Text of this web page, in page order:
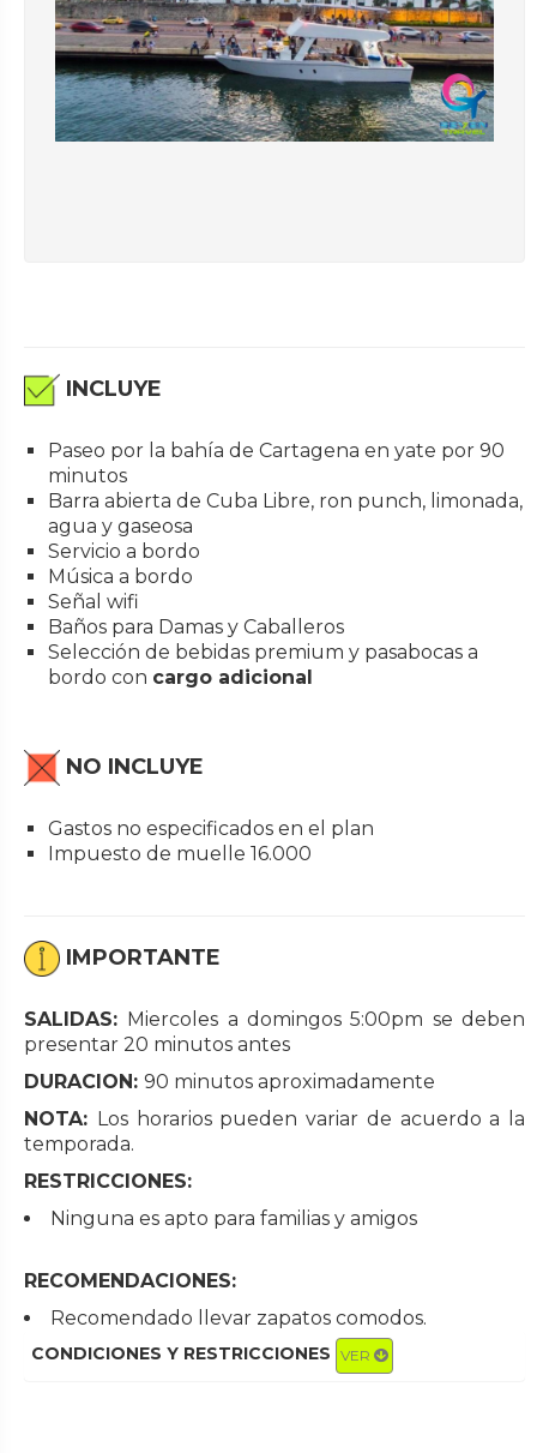
INCLUYE
Paseo por la bahía de Cartagena en yate por 90
minutos
Barra abierta de Cuba Libre, ron punch, limonada,
agua y gaseosa
Servicio a bordo
Música a bordo
Señal wifi
Baños para Damas y Caballeros
Selección de bebidas premium y pasabocas a
bordo con cargo adicional
NO INCLUYE
Gastos no especificados en el plan
Impuesto de muelle 16.000
IMPORTANTE
SALIDAS: Miercoles a domingos 5:00pm se deben
presentar 20 minutos antes
DURACION: 90 minutos aproximadamente
NOTA: Los horarios pueden variar de acuerdo a la
temporada.
RESTRICCIONES:
Ninguna es apto para familias y amigos
RECOMENDACIONES:
Recomendado llevar zapatos comodos.
CONDICIONES Y RESTRICCIONES VER